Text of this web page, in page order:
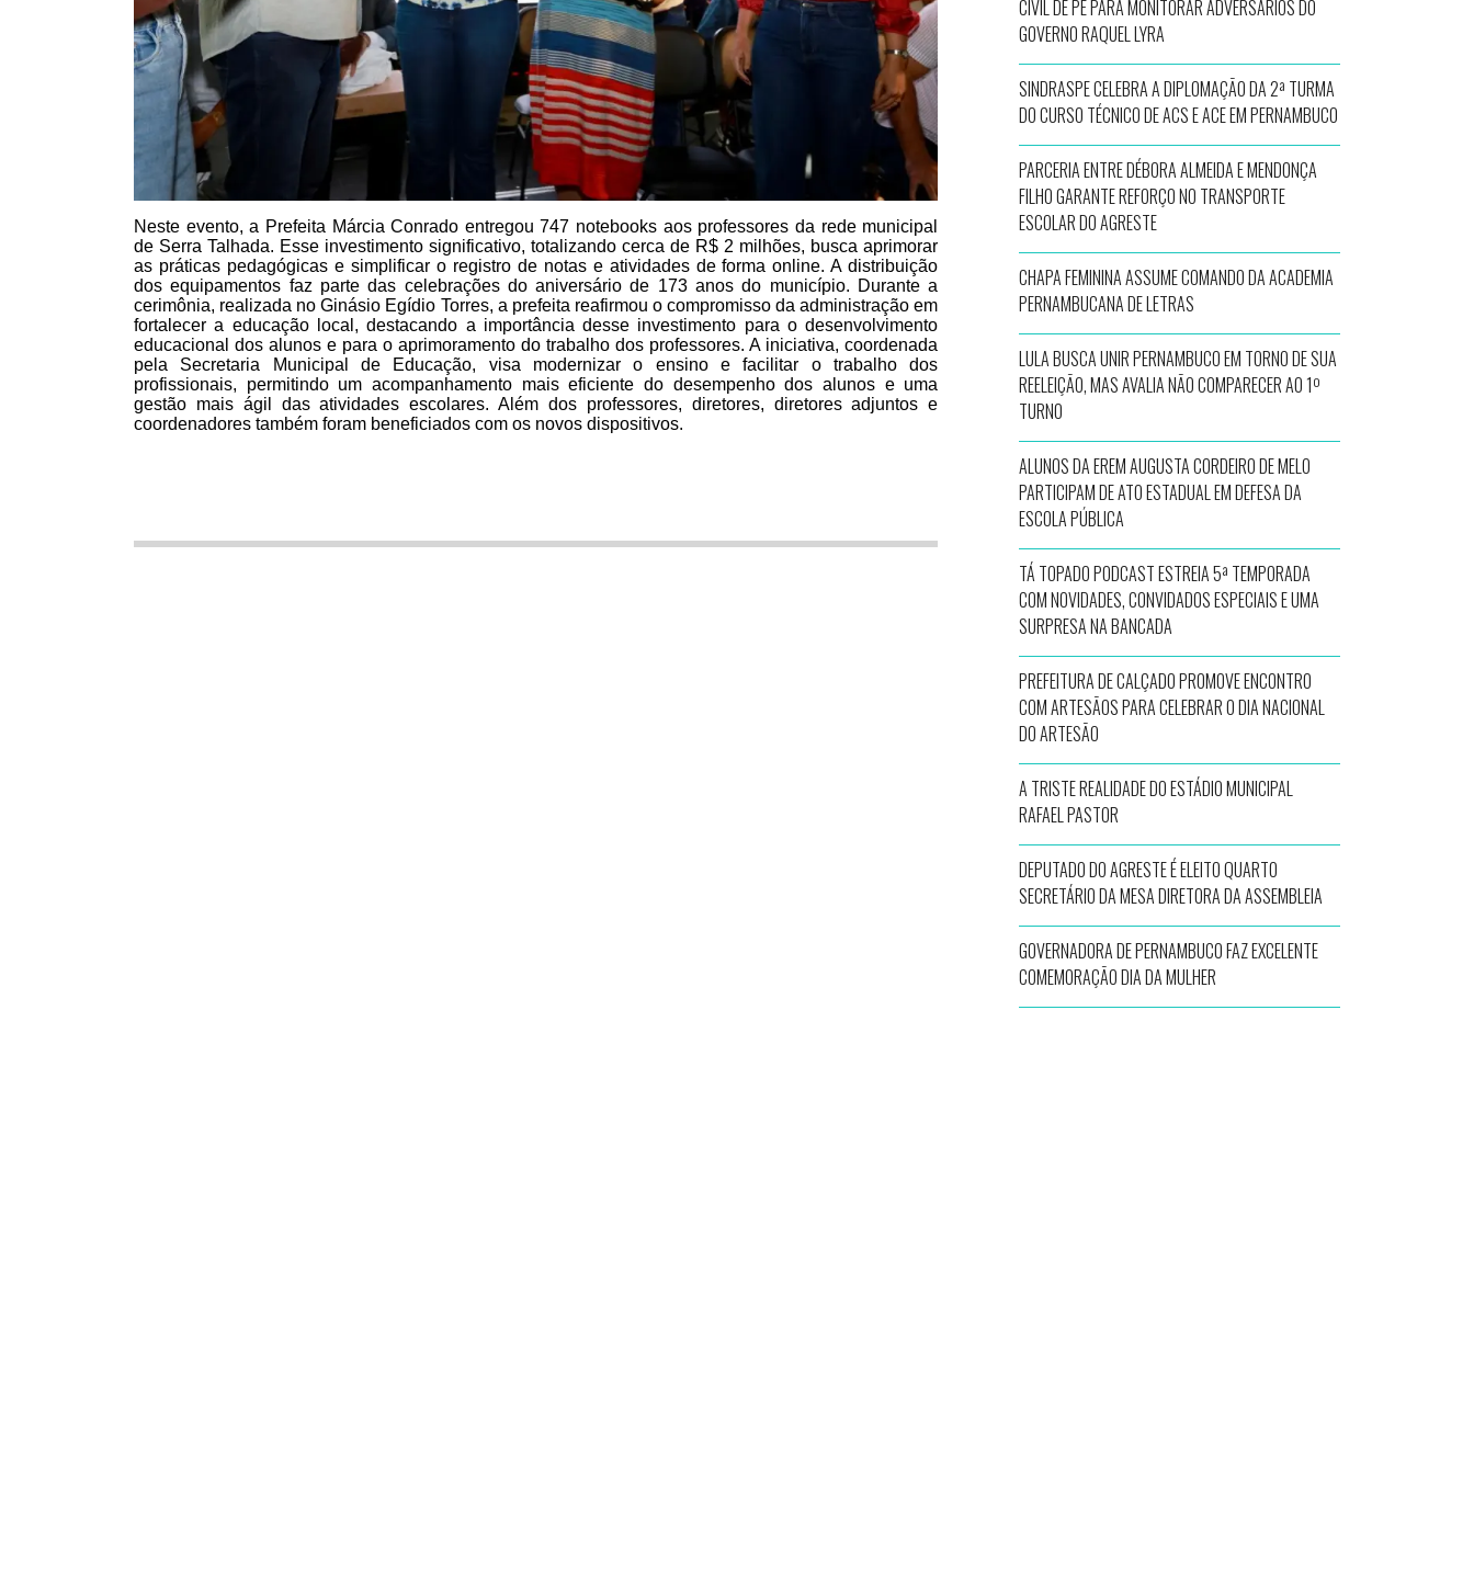
Neste evento, a Prefeita Márcia Conrado entregou 747 notebooks aos professores da rede municipal
de Serra Talhada. Esse investimento significativo, totalizando cerca de R$ 2 milhões, busca aprimorar
as práticas pedagógicas e simplificar o registro de notas e atividades de forma online. A distribuição
dos equipamentos faz parte das celebrações do aniversário de 173 anos do município. Durante a
cerimônia, realizada no Ginásio Egídio Torres, a prefeita reafirmou o compromisso da administração em
fortalecer a educação local, destacando a importância desse investimento para o desenvolvimento
educacional dos alunos e para o aprimoramento do trabalho dos professores. A iniciativa, coordenada
pela Secretaria Municipal de Educação, visa modernizar o ensino e facilitar o trabalho dos
profissionais, permitindo um acompanhamento mais eficiente do desempenho dos alunos e uma
gestão mais ágil das atividades escolares. Além dos professores, diretores, diretores adjuntos e
coordenadores também foram beneficiados com os novos dispositivos.
CIVIL DE PE PARA MONITORAR ADVERSÁRIOS DO
GOVERNO RAQUEL LYRA
SINDRASPE CELEBRA A DIPLOMAÇÃO DA 2ª TURMA
DO CURSO TÉCNICO DE ACS E ACE EM PERNAMBUCO
PARCERIA ENTRE DÉBORA ALMEIDA E MENDONÇA
FILHO GARANTE REFORÇO NO TRANSPORTE
ESCOLAR DO AGRESTE
CHAPA FEMININA ASSUME COMANDO DA ACADEMIA
PERNAMBUCANA DE LETRAS
LULA BUSCA UNIR PERNAMBUCO EM TORNO DE SUA
REELEIÇÃO, MAS AVALIA NÃO COMPARECER AO 1º
TURNO
ALUNOS DA EREM AUGUSTA CORDEIRO DE MELO
PARTICIPAM DE ATO ESTADUAL EM DEFESA DA
ESCOLA PÚBLICA
TÁ TOPADO PODCAST ESTREIA 5ª TEMPORADA
COM NOVIDADES, CONVIDADOS ESPECIAIS E UMA
SURPRESA NA BANCADA
PREFEITURA DE CALÇADO PROMOVE ENCONTRO
COM ARTESÃOS PARA CELEBRAR O DIA NACIONAL
DO ARTESÃO
A TRISTE REALIDADE DO ESTÁDIO MUNICIPAL
RAFAEL PASTOR
DEPUTADO DO AGRESTE É ELEITO QUARTO
SECRETÁRIO DA MESA DIRETORA DA ASSEMBLEIA
GOVERNADORA DE PERNAMBUCO FAZ EXCELENTE
COMEMORAÇÃO DIA DA MULHER